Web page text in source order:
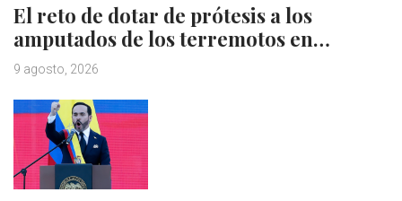
El reto de dotar de prótesis a los
amputados de los terremotos en…
9 agosto, 2026